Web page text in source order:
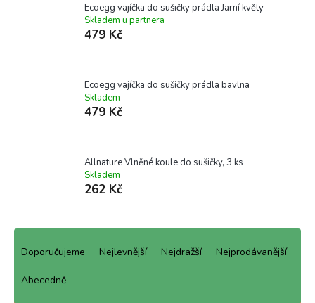
Ecoegg vajíčka do sušičky prádla Jarní květy
Skladem u partnera
479 Kč
Ecoegg vajíčka do sušičky prádla bavlna
Skladem
479 Kč
Allnature Vlněné koule do sušičky, 3 ks
Skladem
262 Kč
Ř
Doporučujeme Nejlevnější Nejdražší Nejprodávanější
Abecedně